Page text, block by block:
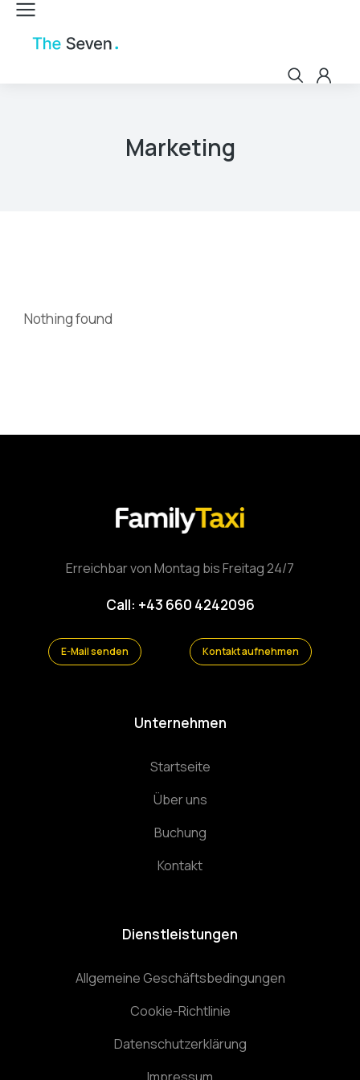
Marketing
Nothing found
Erreichbar von Montag bis Freitag 24/7
Call: +43 660 4242096
E-Mail senden Kontakt aufnehmen
Unternehmen
Startseite
Über uns
Buchung
Kontakt
Dienstleistungen
Allgemeine Geschäftsbedingungen
Cookie-Richtlinie
Datenschutzerklärung